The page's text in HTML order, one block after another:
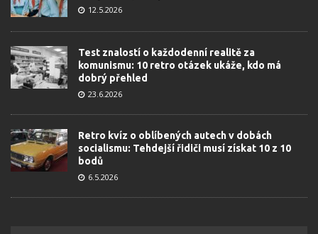
12.5.2026
Test znalostí o každodenní realitě za
komunismu: 10 retro otázek ukáže, kdo má
dobrý přehled
23.6.2026
Retro kvíz o oblíbených autech v dobách
socialismu: Tehdejší řidiči musí získat 10 z 10
bodů
6.5.2026